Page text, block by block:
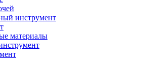
инструмент
материалы